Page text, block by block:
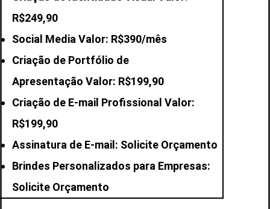
R$249,90
Social Media Valor: R$390/mês
Criação de Portfólio de
Apresentação Valor: R$199,90
Criação de E-mail Profissional Valor:
R$199,90
Assinatura de E-mail: Solicite Orçamento
Brindes Personalizados para Empresas:
Solicite Orçamento